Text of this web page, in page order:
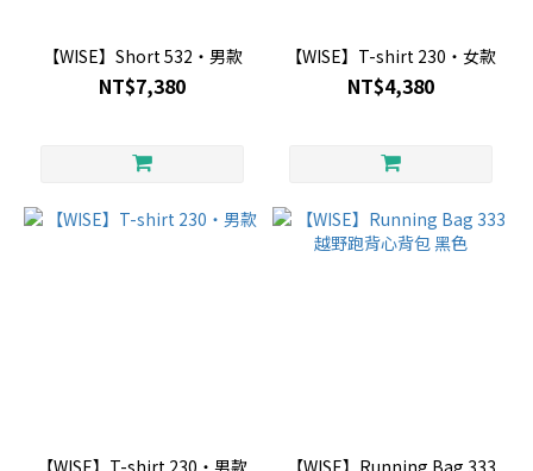
【WISE】Short 532・男款
NT$7,380
【WISE】T-shirt 230・女款
NT$4,380
【WISE】T-shirt 230・男款 【WISE】Running Bag 333